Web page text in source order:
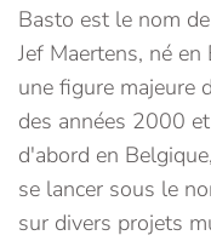
Basto est le nom
Jef Maertens, né
une figure majeure
des années 2000
d'abord en
se lancer sous le
sur divers projets